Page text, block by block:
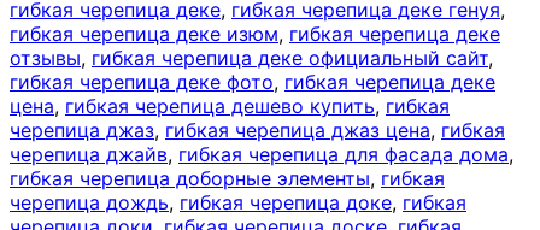
гибкая черепица деке, гибкая черепица деке генуя,
гибкая черепица деке изюм, гибкая черепица деке
отзывы, гибкая черепица деке официальный сайт,
гибкая черепица деке фото, гибкая черепица деке
цена, гибкая черепица дешево купить, гибкая
черепица джаз, гибкая черепица джаз цена, гибкая
черепица джайв, гибкая черепица для фасада дома,
гибкая черепица доборные элементы, гибкая
черепица дождь, гибкая черепица доке, гибкая